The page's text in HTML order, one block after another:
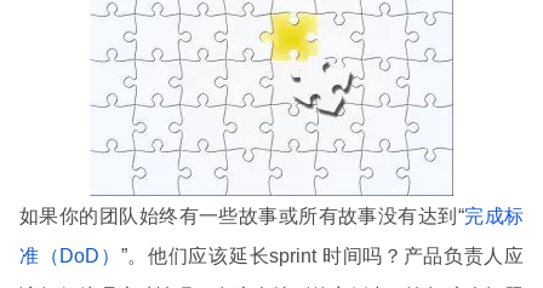
如果你的团队始终有一些故事或所有故事没有达到“完成标
准（DoD） ”。他们应该延长sprint 时间吗？产品负责人应